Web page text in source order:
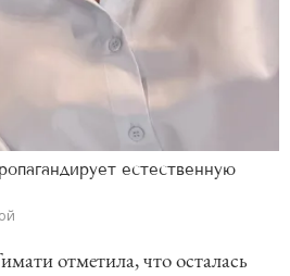
естественную
отметила, что осталась